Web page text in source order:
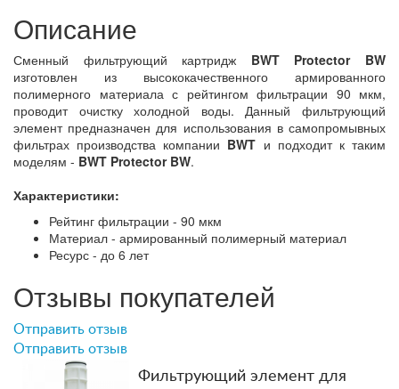
Описание
Сменный фильтрующий картридж BWT Protector BW
изготовлен из высококачественного армированного
полимерного материала с рейтингом фильтрации 90 мкм,
проводит очистку холодной воды. Данный фильтрующий
элемент предназначен для использования в самопромывных
фильтрах производства компании BWT и подходит к таким
моделям - BWT Protector BW.
Характеристики:
Рейтинг фильтрации - 90 мкм
Материал - армированный полимерный материал
Ресурс - до 6 лет
Отзывы покупателей
Отправить отзыв
Отправить отзыв
Фильтрующий элемент для